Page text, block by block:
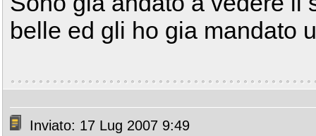
belle ed gli ho gia mandato
Inviato: 17 Lug 2007 9:49